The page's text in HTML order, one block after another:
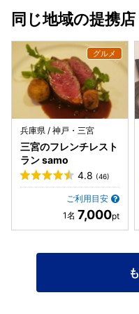
同じ地域の提携店
兵庫県 / 神戸・三宮
三宮のフレンチレスト
ラン samo
4.8 (46)
ご利用目安
7,000